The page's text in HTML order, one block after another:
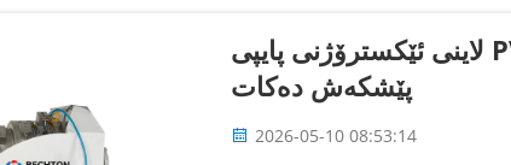
لاینی ئێکسترۆژنی پایپی PVC-O کە تەواوی هاوشێوەبوونی قەبارەی دیواری پایپ
پێشکەش دەکات
2026-05-10 08:53:14